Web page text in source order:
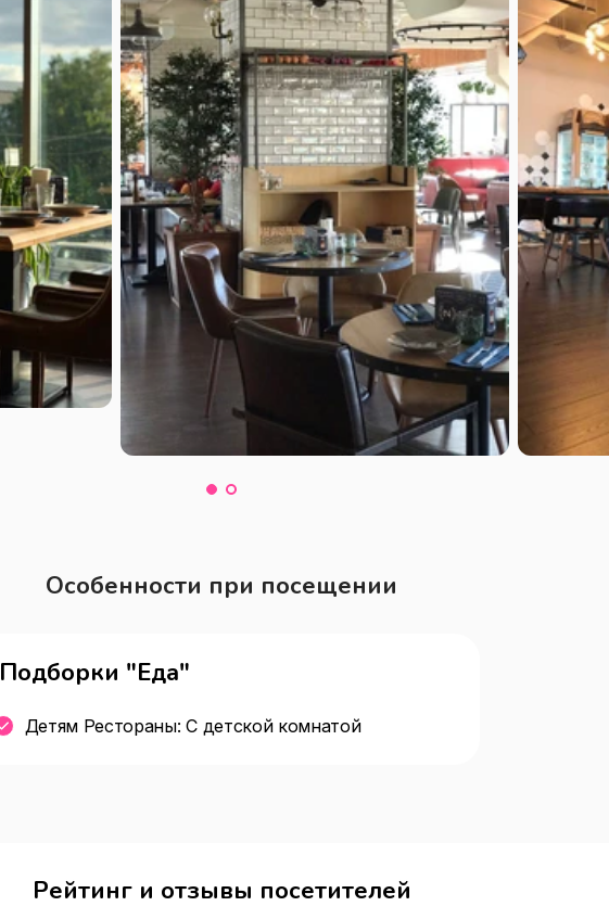
Особенности при посещении
Подборки "Еда"
Детям Рестораны: С детской комнатой
Рейтинг и отзывы посетителей